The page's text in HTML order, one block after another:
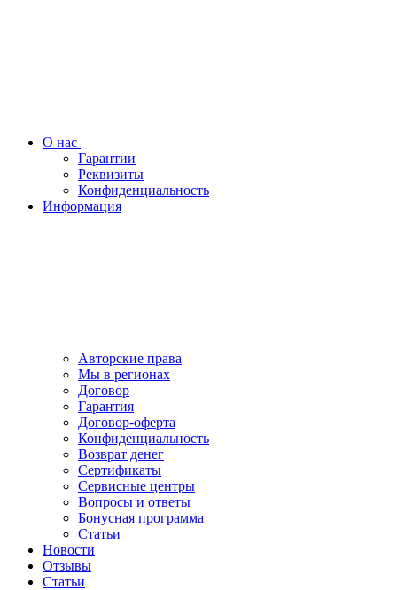
О нас
Гарантии
Реквизиты
Конфиденциальность
Информация
Авторские права
Мы в регионах
Договор
Гарантия
Договор-оферта
Конфиденциальность
Возврат денег
Сертификаты
Сервисные центры
Вопросы и ответы
Бонусная программа
Статьи
Новости
Отзывы
Статьи